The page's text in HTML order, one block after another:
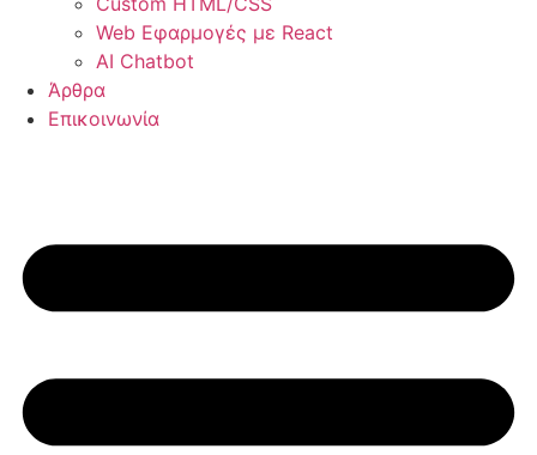
Web Εφαρμογές με React
AI Chatbot
Άρθρα
Επικοινωνία